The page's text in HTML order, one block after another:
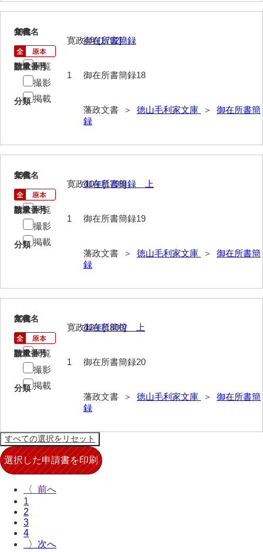
擬対問録
新聞
詠草
藩庁
太政官諸省達書
太政官日誌
布告控
用達所日記
用達所記録
用達所出納簿
県庁伝来旧藩記録
山口小郡宰判記録
両公伝史料
諸家文書
18
文書名
御在所書簡録
請求番号
御在所書簡録18
分類
藩政文書 ＞ 徳山毛利家文庫 ＞ 御在所書簡
録
年代
寛政4年[1792]
数量
1
閲覧
撮影
掲載
19
文書名
御在所書簡録 上
請求番号
御在所書簡録19
分類
藩政文書 ＞ 徳山毛利家文庫 ＞ 御在所書簡
録
年代
寛政10年[1798]
数量
1
閲覧
撮影
掲載
20
文書名
御在所簡控 上
請求番号
御在所書簡録20
分類
藩政文書 ＞ 徳山毛利家文庫 ＞ 御在所書簡
録
年代
寛政12年[1800]
数量
1
閲覧
撮影
掲載
〈
1
2
3
4
〉